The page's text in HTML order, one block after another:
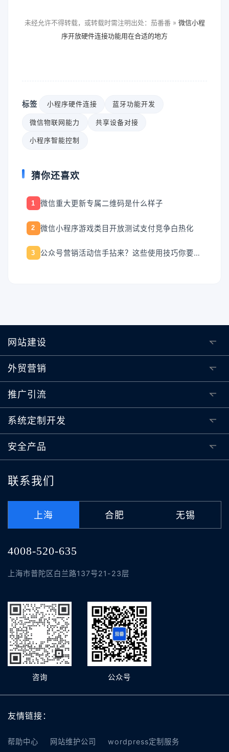
未经允许不得转载，或转载时需注明出处：茄番番 » 微信小程
序开放硬件连接功能用在合适的地方
标签 小程序硬件连接 蓝牙功能开发
微信物联网能力 共享设备对接
小程序智能控制
猜你还喜欢
1 微信重大更新专属二维码是什么样子
2 微信小程序游戏类目开放测试支付竞争白热化
3 公众号营销活动信手拈来？这些使用技巧你要知道！
网站建设
外贸营销
推广引流
系统定制开发
安全产品
联系我们
上海 合肥 无锡
4008-520-635
上海市普陀区白兰路137号21-23层
咨询 公众号
友情链接：
帮助中心 网站维护公司 wordpress定制服务